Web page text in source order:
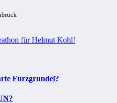
für Helmut Kohl!
Furzgrundel?